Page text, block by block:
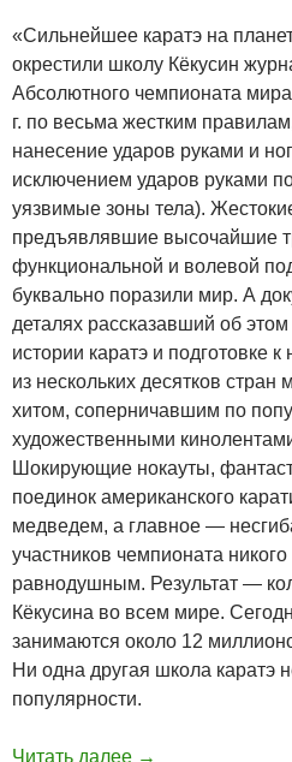
«Сильнейшее каратэ на
окрестили школу Кёкусин
Абсолютного чемпионата
г. по весьма жестким
нанесение ударов руками и
исключением ударов руками
уязвимые зоны тела).
предъявлявшие высочайшие
функциональной и волевой
буквально поразили мир. А
деталях рассказавший об
истории каратэ и подготовке
из нескольких десятков
хитом, соперничавшим по
художественными
Шокирующие нокауты,
поединок американского
медведем, а главное —
участников чемпионата
равнодушным. Результат —
Кёкусина во всем мире.
занимаются около 12
Ни одна другая школа каратэ
популярности.
Читать далее →